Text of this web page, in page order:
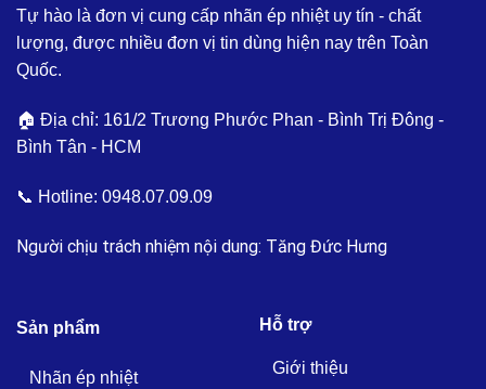
Tự hào là đơn vị cung cấp nhãn ép nhiệt uy tín - chất
lượng, được nhiều đơn vị tin dùng hiện nay trên Toàn
Quốc.
🏠 Địa chỉ: 161/2 Trương Phước Phan - Bình Trị Đông -
Bình Tân - HCM
📞 Hotline: 0948.07.09.09
Người chịu trách nhiệm nội dung: Tăng Đức Hưng
Sản phẩm
Nhãn ép nhiệt
Hỗ trợ
Giới thiệu